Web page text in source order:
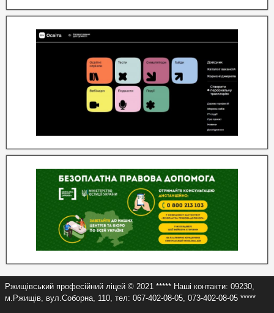
Ржищівський професійний ліцей © 2021 ***** Наші контакти: 09230,
м.Ржищів, вул.Соборна, 110, тел: 067-402-08-05, 073-402-08-05 *****